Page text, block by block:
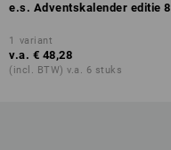
e.s. Adventskalender editie 8
1 variant
v.a. € 48,28
(incl. BTW) v.a. 6 stuks